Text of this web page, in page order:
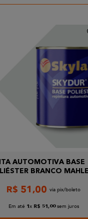
AUTOMOTIVA BASE
BRANCO
R$ 51 ,00
Em até 1 x R$ 51 ,00 sem juros